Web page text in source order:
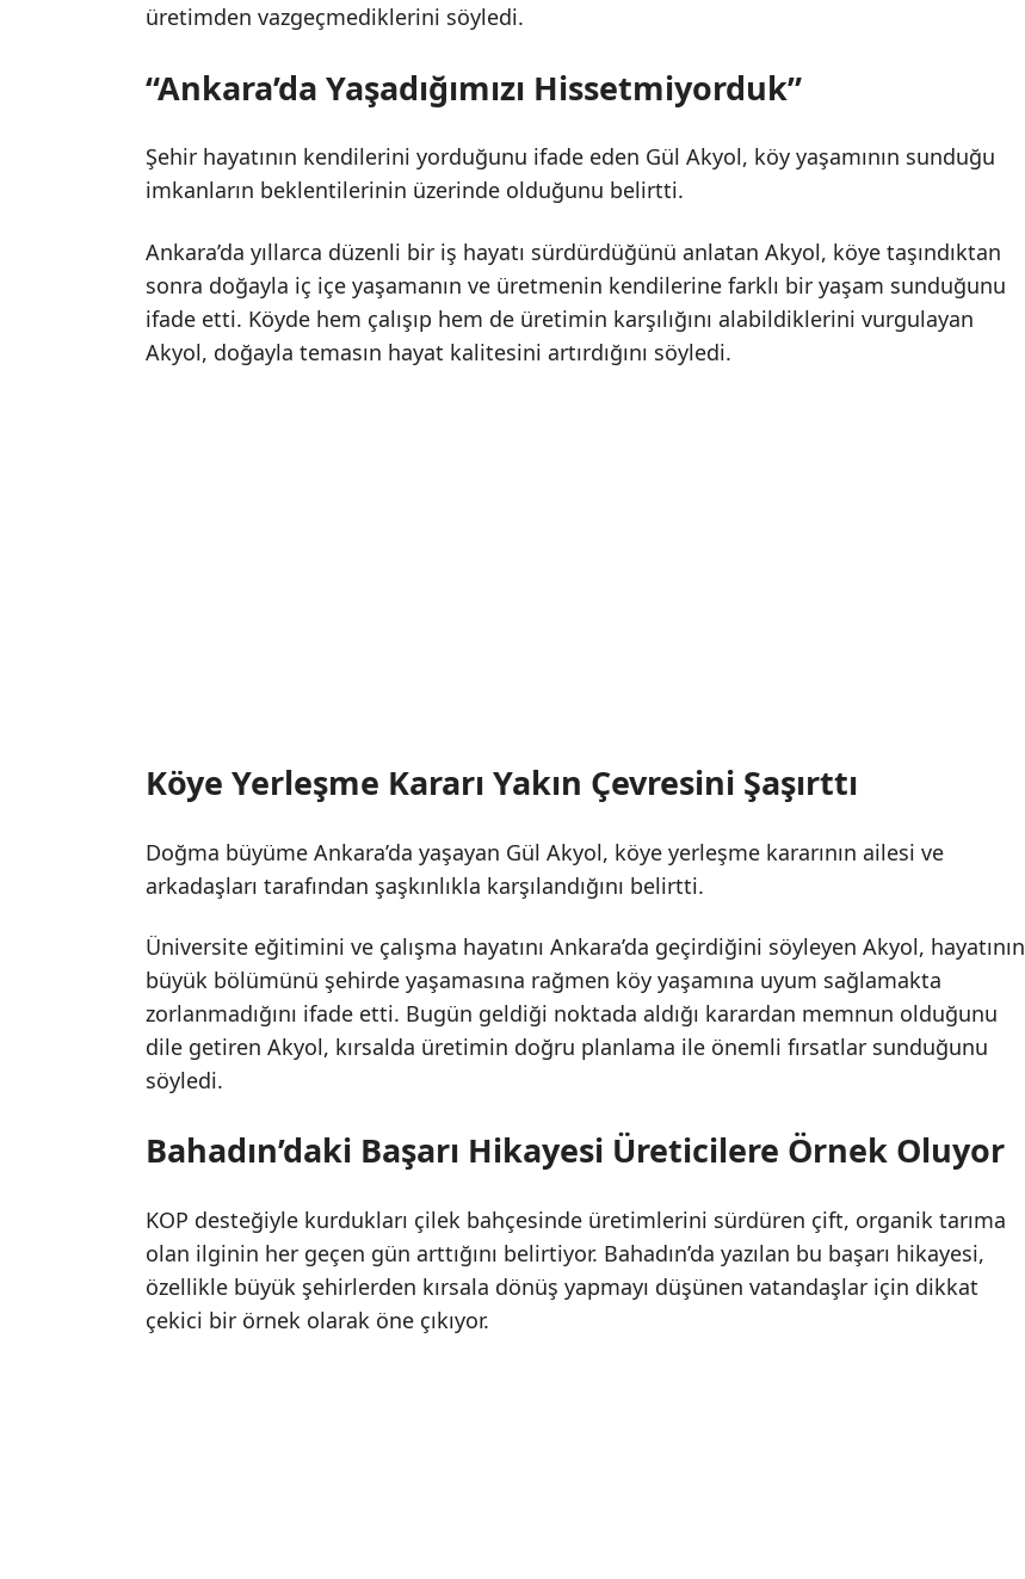
üretimden vazgeçmediklerini söyledi.
“Ankara’da Yaşadığımızı Hissetmiyorduk”
Şehir hayatının kendilerini yorduğunu ifade eden Gül Akyol, köy yaşamının sunduğu
imkanların beklentilerinin üzerinde olduğunu belirtti.
Ankara’da yıllarca düzenli bir iş hayatı sürdürdüğünü anlatan Akyol, köye taşındıktan
sonra doğayla iç içe yaşamanın ve üretmenin kendilerine farklı bir yaşam sunduğunu
ifade etti. Köyde hem çalışıp hem de üretimin karşılığını alabildiklerini vurgulayan
Akyol, doğayla temasın hayat kalitesini artırdığını söyledi.
Köye Yerleşme Kararı Yakın Çevresini Şaşırttı
Doğma büyüme Ankara’da yaşayan Gül Akyol, köye yerleşme kararının ailesi ve
arkadaşları tarafından şaşkınlıkla karşılandığını belirtti.
Üniversite eğitimini ve çalışma hayatını Ankara’da geçirdiğini söyleyen Akyol, hayatının
büyük bölümünü şehirde yaşamasına rağmen köy yaşamına uyum sağlamakta
zorlanmadığını ifade etti. Bugün geldiği noktada aldığı karardan memnun olduğunu
dile getiren Akyol, kırsalda üretimin doğru planlama ile önemli fırsatlar sunduğunu
söyledi.
Bahadın’daki Başarı Hikayesi Üreticilere Örnek Oluyor
KOP desteğiyle kurdukları çilek bahçesinde üretimlerini sürdüren çift, organik tarıma
olan ilginin her geçen gün arttığını belirtiyor. Bahadın’da yazılan bu başarı hikayesi,
özellikle büyük şehirlerden kırsala dönüş yapmayı düşünen vatandaşlar için dikkat
çekici bir örnek olarak öne çıkıyor.